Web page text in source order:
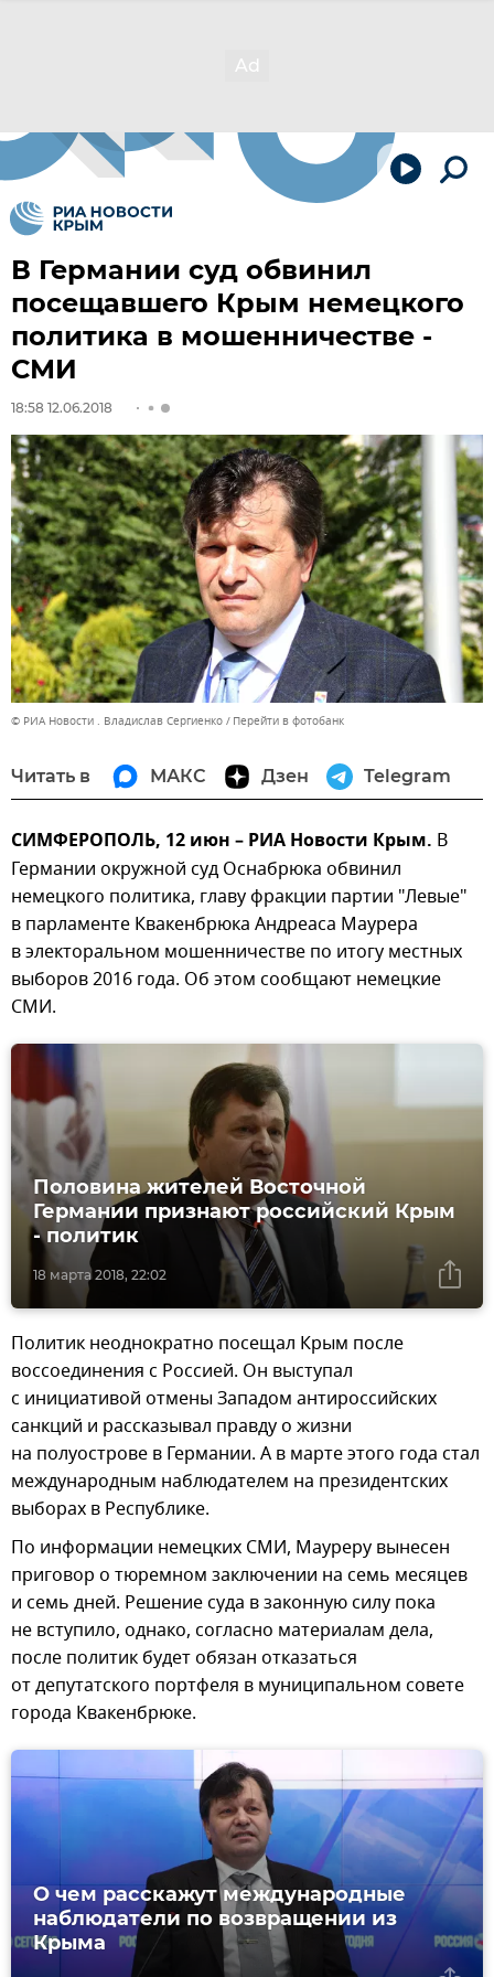
В Германии суд обвинил
посещавшего Крым немецкого
политика в мошенничестве -
СМИ
18:58 12.06.2018
© РИА Новости . Владислав Сергиенко Перейти в фотобанк
Читать в МАКС Дзен Telegram
СИМФЕРОПОЛЬ, 12 июн – РИА Новости Крым. В
Германии окружной суд Оснабрюка обвинил
немецкого политика, главу фракции партии "Левые"
в парламенте Квакенбрюка Андреаса Маурера
в электоральном мошенничестве по итогу местных
выборов 2016 года. Об этом сообщают немецкие
СМИ.
18 марта 2018, 22:02
Половина жителей Восточной
Германии признают российский Крым
- политик
Политик неоднократно посещал Крым после
воссоединения с Россией. Он выступал
с инициативой отмены Западом антироссийских
санкций и рассказывал правду о жизни
на полуострове в Германии. А в марте этого года стал
международным наблюдателем на президентских
выборах в Республике.
По информации немецких СМИ, Мауреру вынесен
приговор о тюремном заключении на семь месяцев
и семь дней. Решение суда в законную силу пока
не вступило, однако, согласно материалам дела,
после политик будет обязан отказаться
от депутатского портфеля в муниципальном совете
города Квакенбрюке.
О чем расскажут международные
наблюдатели по возвращении из
Крыма